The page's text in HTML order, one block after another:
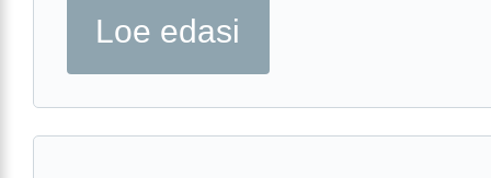
Loe edasi